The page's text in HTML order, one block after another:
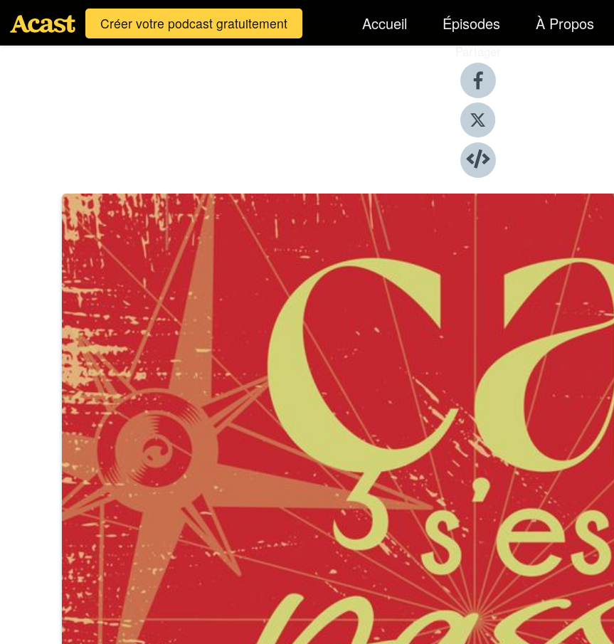
Créer votre podcast gratuitement Accueil Épisodes À Propos
Partager